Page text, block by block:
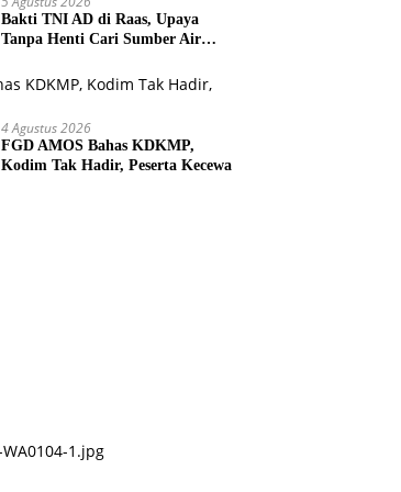
Bakti TNI AD di Raas, Upaya
Tanpa Henti Cari Sumber Air
4 Agustus 2026
FGD AMOS Bahas KDKMP,
Kodim Tak Hadir, Peserta Kecewa